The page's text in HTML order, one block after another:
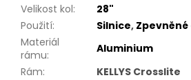
Velikost kol:
28"
Použití: Silnice,
Materiál
rámu:
Aluminium
Rám:
KELLYS Crosslite